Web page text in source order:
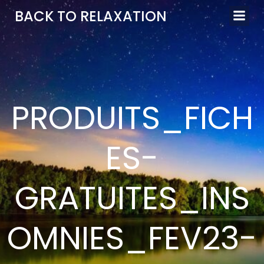
Aller
au
contenu
BACK TO RELAXATION
PRODUITS_FICH
ES-
GRATUITES_INS
OMNIES_FEV23-